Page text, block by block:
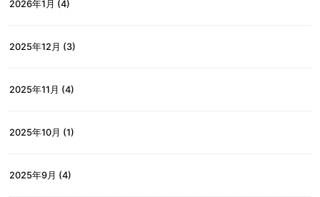
2026年1月 (4)
2025年12月 (3)
2025年11月 (4)
2025年10月 (1)
2025年9月 (4)